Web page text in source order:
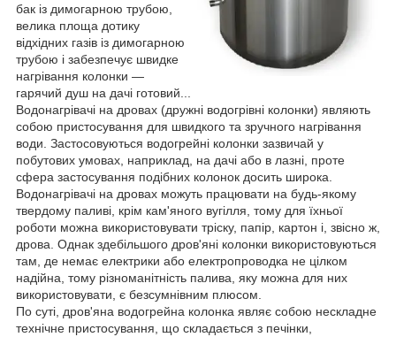
бак із димогарною трубою,
велика площа дотику
відхідних газів із димогарною
трубою і забезпечує швидке
нагрівання колонки —
гарячий душ на дачі готовий...
Водонагрівачі на дровах (дружні водогрівні колонки) являють
собою пристосування для швидкого та зручного нагрівання
води. Застосовуються водогрейні колонки зазвичай у
побутових умовах, наприклад, на дачі або в лазні, проте
сфера застосування подібних колонок досить широка.
Водонагрівачі на дровах можуть працювати на будь-якому
твердому паливі, крім кам'яного вугілля, тому для їхньої
роботи можна використовувати тріску, папір, картон і, звісно ж,
дрова. Однак здебільшого дров'яні колонки використовуються
там, де немає електрики або електропроводка не цілком
надійна, тому різноманітність палива, яку можна для них
використовувати, є безсумнівним плюсом.
По суті, дров'яна водогрейна колонка являє собою нескладне
технічне пристосування, що складається з печінки,